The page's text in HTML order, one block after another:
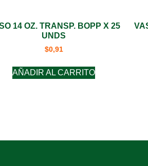
14 OZ. TRANSP. BOPP X 25
UNDS
$0,91
AÑADIR AL CARRITO